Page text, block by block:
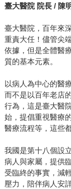
臺大醫院 院長 / 陳
臺大醫院，百年來
重責大任！儘管尖
依據，但是全體醫
質的基本元素。
以病人為中心的醫
而不是以百年老店
行為，這是臺大醫
始，提倡重視醫療
醫療流程等，這些
我國是第十八個設
病人與家屬，提供
受臨終的事實，減
壓力，陪伴病人安